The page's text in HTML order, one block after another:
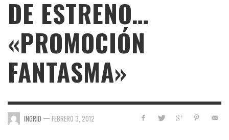
DE ESTRENO…
«PROMOCIÓN
FANTASMA»
INGRID — FEBRERO 3, 2012